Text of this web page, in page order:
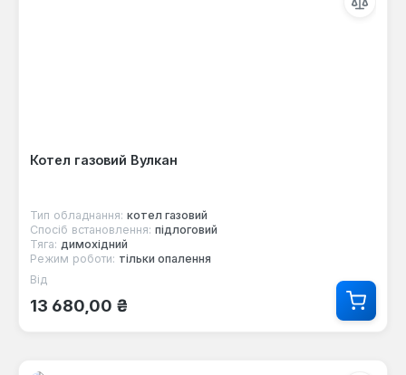
Котел газовий Вулкан
Тип обладнання: котел газовий
Спосіб встановлення: підлоговий
Тяга: димохідний
Режим роботи: тільки опалення
Звичайна ціна:
Від
13 680,00 ₴